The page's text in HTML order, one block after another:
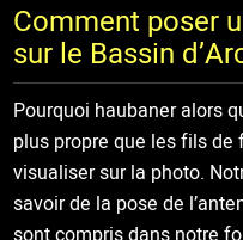
Comment poser
sur le Bassin
Pourquoi haubaner alors
plus propre que les fils
visualiser sur la photo.
savoir de la pose de